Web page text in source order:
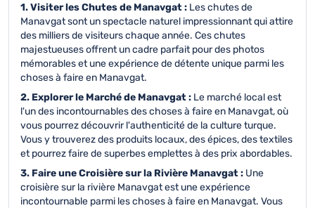
1. Visiter les Chutes de Manavgat : Les chutes de
Manavgat sont un spectacle naturel impressionnant qui attire
des milliers de visiteurs chaque année. Ces chutes
majestueuses offrent un cadre parfait pour des photos
mémorables et une expérience de détente unique parmi les
choses à faire en Manavgat.
2. Explorer le Marché de Manavgat : Le marché local est
l'un des incontournables des choses à faire en Manavgat, où
vous pourrez découvrir l'authenticité de la culture turque.
Vous y trouverez des produits locaux, des épices, des textiles
et pourrez faire de superbes emplettes à des prix abordables.
3. Faire une Croisière sur la Rivière Manavgat : Une
croisière sur la rivière Manavgat est une expérience
incontournable parmi les choses à faire en Manavgat. Vous